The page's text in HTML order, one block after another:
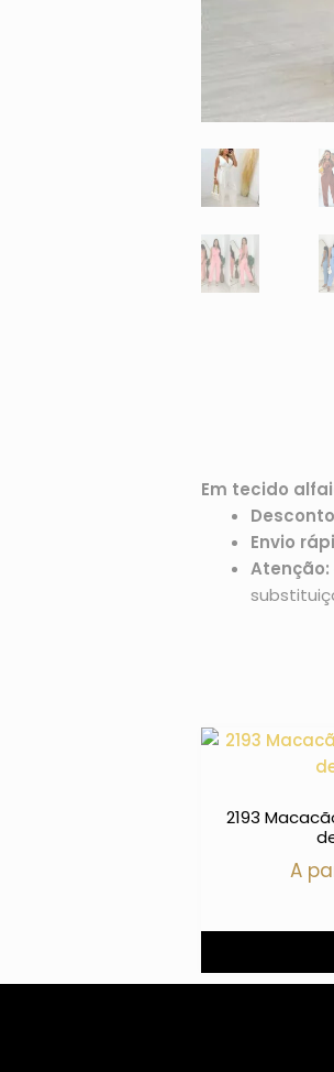
Em tecido
Envio
Atenção:
2193
A